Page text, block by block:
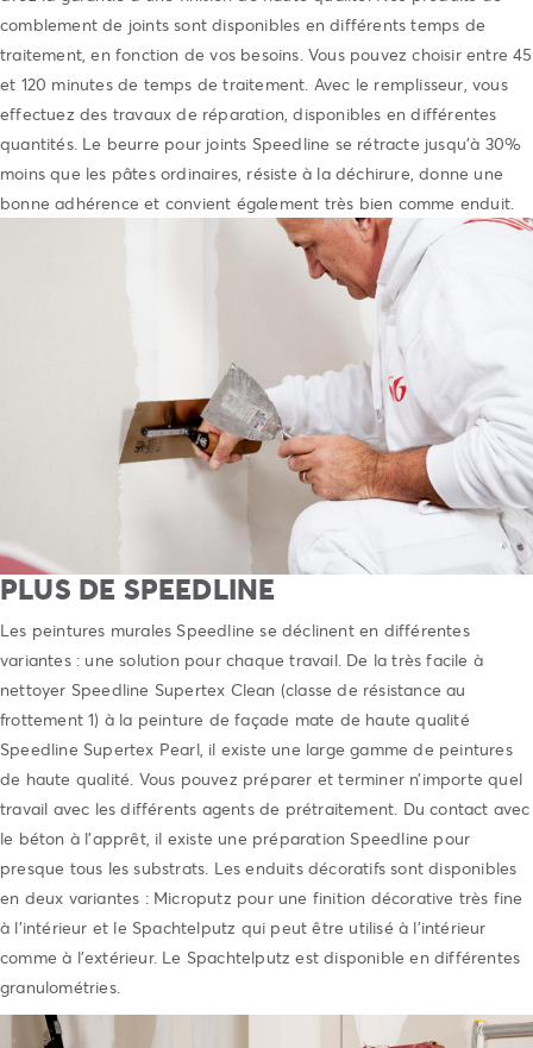
comblement de joints sont disponibles en différents temps de
traitement, en fonction de vos besoins. Vous pouvez choisir entre 45
et 120 minutes de temps de traitement. Avec le remplisseur, vous
effectuez des travaux de réparation, disponibles en différentes
quantités. Le beurre pour joints Speedline se rétracte jusqu’à 30%
moins que les pâtes ordinaires, résiste à la déchirure, donne une
bonne adhérence et convient également très bien comme enduit.
PLUS DE SPEEDLINE
Les peintures murales Speedline se déclinent en différentes
variantes : une solution pour chaque travail. De la très facile à
nettoyer Speedline Supertex Clean (classe de résistance au
frottement 1) à la peinture de façade mate de haute qualité
Speedline Supertex Pearl, il existe une large gamme de peintures
de haute qualité. Vous pouvez préparer et terminer n’importe quel
travail avec les différents agents de prétraitement. Du contact avec
le béton à l’apprêt, il existe une préparation Speedline pour
presque tous les substrats. Les enduits décoratifs sont disponibles
en deux variantes : Microputz pour une finition décorative très fine
à l’intérieur et le Spachtelputz qui peut être utilisé à l’intérieur
comme à l’extérieur. Le Spachtelputz est disponible en différentes
granulométries.